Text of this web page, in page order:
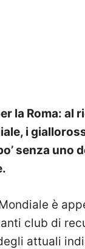
la Roma: al
i
senza uno
è
club di
attuali